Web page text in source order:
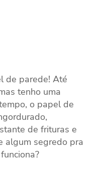
de parede! Até
tenho uma
o papel de
de frituras e
algum segredo pra